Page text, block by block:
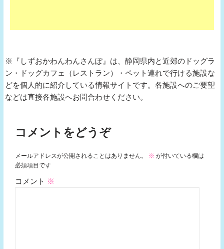
※『しずおかわんわんさんぽ』は、静岡県内と近郊のドッグラ
ン・ドッグカフェ（レストラン）・ペット連れで行ける施設な
どを個人的に紹介している情報サイトです。各施設へのご要望
などは直接各施設へお問合わせください。
コメントをどうぞ
メールアドレスが公開されることはありません。 ※ が付いている欄は
必須項目です
コメント ※